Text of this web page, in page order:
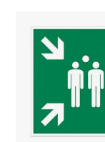
selvlysende